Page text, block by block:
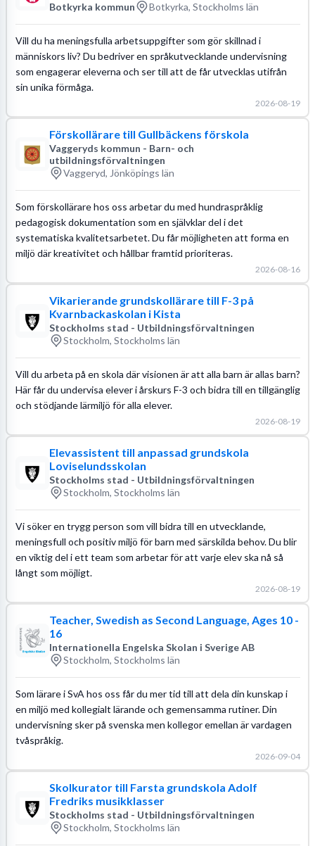
Botkyrka kommun Botkyrka, Stockholms län
Vill du ha meningsfulla arbetsuppgifter som gör skillnad i
människors liv? Du bedriver en språkutvecklande undervisning
som engagerar eleverna och ser till att de får utvecklas utifrån
sin unika förmåga.
2026-08-19
Förskollärare till Gullbäckens förskola
Vaggeryds kommun - Barn- och
utbildningsförvaltningen
Vaggeryd, Jönköpings län
Som förskollärare hos oss arbetar du med hundraspråklig
pedagogisk dokumentation som en självklar del i det
systematiska kvalitetsarbetet. Du får möjligheten att forma en
miljö där kreativitet och hållbar framtid prioriteras.
2026-08-16
Vikarierande grundskollärare till F-3 på
Kvarnbackaskolan i Kista
Stockholms stad - Utbildningsförvaltningen
Stockholm, Stockholms län
Vill du arbeta på en skola där visionen är att alla barn är allas barn?
Här får du undervisa elever i årskurs F-3 och bidra till en tillgänglig
och stödjande lärmiljö för alla elever.
2026-08-19
Elevassistent till anpassad grundskola
Loviselundsskolan
Stockholms stad - Utbildningsförvaltningen
Stockholm, Stockholms län
Vi söker en trygg person som vill bidra till en utvecklande,
meningsfull och positiv miljö för barn med särskilda behov. Du blir
en viktig del i ett team som arbetar för att varje elev ska nå så
långt som möjligt.
2026-08-19
Teacher, Swedish as Second Language, Ages 10 -
16
Internationella Engelska Skolan i Sverige AB
Stockholm, Stockholms län
Som lärare i SvA hos oss får du mer tid till att dela din kunskap i
en miljö med kollegialt lärande och gemensamma rutiner. Din
undervisning sker på svenska men kollegor emellan är vardagen
tvåspråkig.
2026-09-04
Skolkurator till Farsta grundskola Adolf
Fredriks musikklasser
Stockholms stad - Utbildningsförvaltningen
Stockholm, Stockholms län